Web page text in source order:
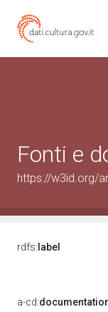
Fonti e
https://w3id.org/
rdfs: label
a-cd: